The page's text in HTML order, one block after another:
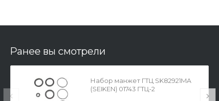
Ранее вы смотрели
Набор манжет ГТЦ SK82921MA
(SEIKEN) 01743 ГТЦ-2